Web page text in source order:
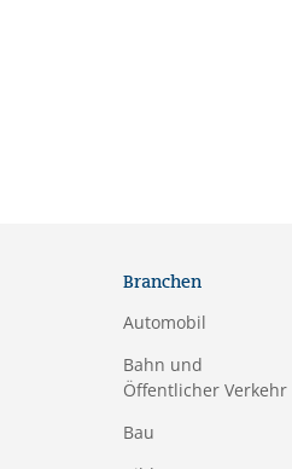
Branchen
Automobil
Bahn und
Öffentlicher Verkehr
Bau